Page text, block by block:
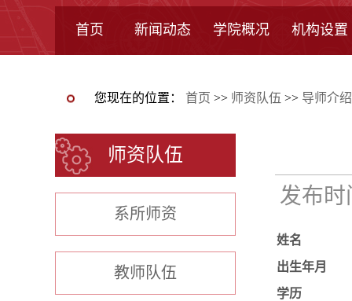
首页 新闻动态 学院概况 机构设置
您现在的位置： 首页 >> 师资队伍 >> 导师介绍
师资队伍
系所师资
教师队伍
发布
姓名
出生年月
学历